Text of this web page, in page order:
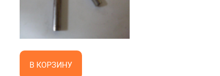
В КОРЗИНУ